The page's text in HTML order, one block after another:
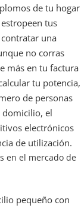
de tu hogar
tus
una
no corras
más en tu factura
tu potencia,
de personas
domicilio, el
electrónicos
de utilización.
en el mercado de
pequeño con